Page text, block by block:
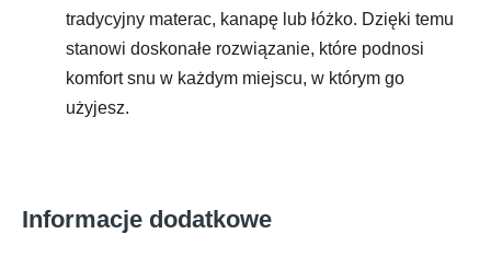
tradycyjny materac, kanapę lub łóżko. Dzięki temu
stanowi doskonałe rozwiązanie, które podnosi
komfort snu w każdym miejscu, w którym go
użyjesz.
Informacje dodatkowe